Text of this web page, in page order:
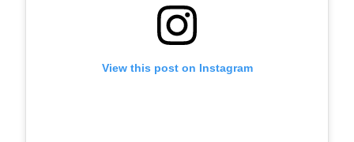
View this post on Instagram